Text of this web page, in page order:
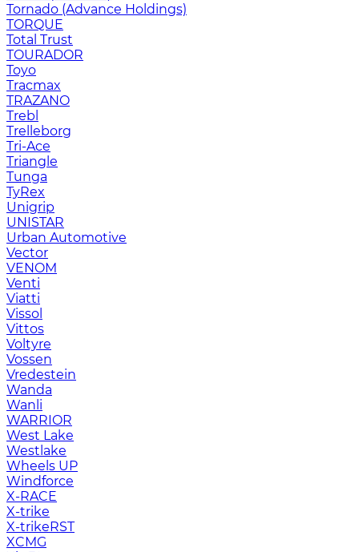
Tornado (Advance Holdings)
TORQUE
Total Trust
TOURADOR
Toyo
Tracmax
TRAZANO
Trebl
Trelleborg
Tri-Ace
Triangle
Tunga
TyRex
Unigrip
UNISTAR
Urban Automotive
Vector
VENOM
Venti
Viatti
Vissol
Vittos
Voltyre
Vossen
Vredestein
Wanda
Wanli
WARRIOR
West Lake
Westlake
Wheels UP
Windforce
X-RACE
X-trike
X-trikeRST
XCMG